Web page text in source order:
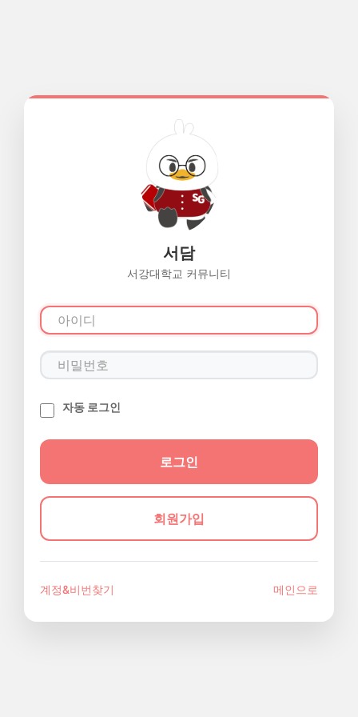
서담
서강대학교 커뮤니티
자동 로그인
회원가입
계정&비번찾기 메인으로